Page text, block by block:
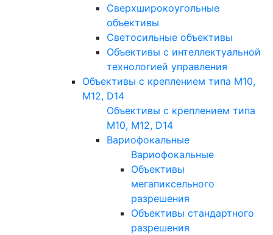
Сверхширокоугольные
объективы
Светосильные объективы
Объективы с интеллектуальной
технологией управления
Объективы с креплением типа M10,
M12, D14
Объективы с креплением типа
M10, M12, D14
Вариофокальные
Вариофокальные
Объективы
мегапиксельного
разрешения
Объективы стандартного
разрешения